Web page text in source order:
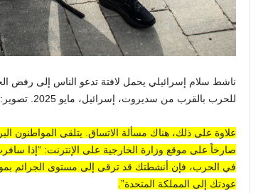
ناشط سلام إسرائيلي يحمل لافتة تدعو الناس إلى رفض
للحرب بالقرب من سديروت، إسرائيل، مايو 2025. تصوير: إيال وارشافسكي / جيتي
علاوة على ذلك، هناك مسألة الاتساق. يتلقى المواطنون
صارخاً على موقع وزارة الخارجية على الإنترنت: “إذا
في الحرب، فإن أنشطتك قد ترقى إلى مستوى الجرائم
عودتك إلى المملكة المتحدة”.